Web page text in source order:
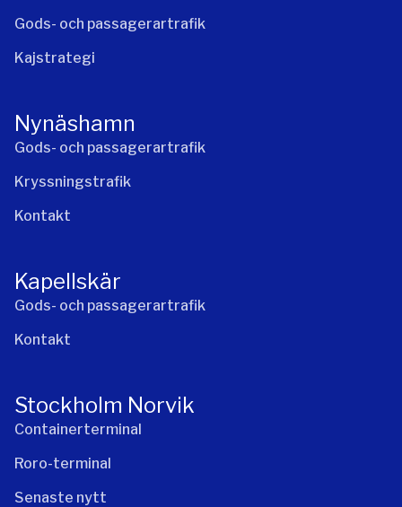
Gods- och passagerartrafik
Kajstrategi
Nynäshamn
Gods- och passagerartrafik
Kryssningstrafik
Kontakt
Kapellskär
Gods- och passagerartrafik
Kontakt
Stockholm Norvik
Containerterminal
Roro-terminal
Senaste nytt